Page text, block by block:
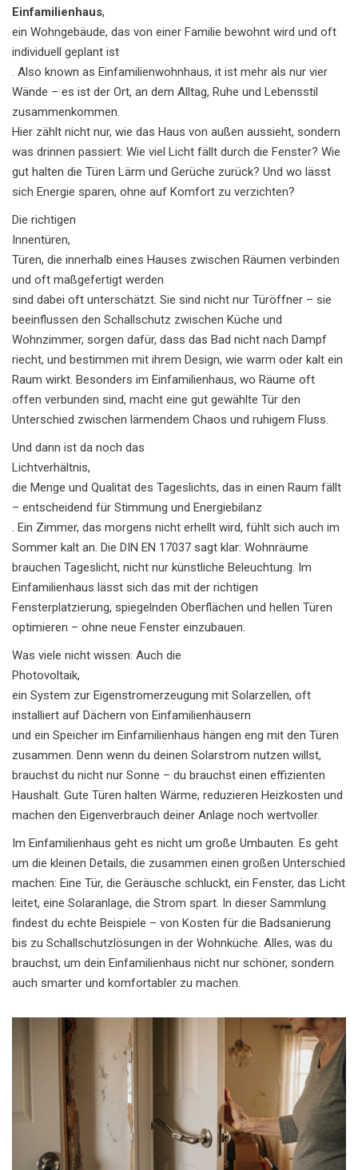
Einfamilienhaus,
ein Wohngebäude, das von einer Familie bewohnt wird und oft
individuell geplant ist
. Also known as Einfamilienwohnhaus, it ist mehr als nur vier
Wände – es ist der Ort, an dem Alltag, Ruhe und Lebensstil
zusammenkommen.
Hier zählt nicht nur, wie das Haus von außen aussieht, sondern
was drinnen passiert: Wie viel Licht fällt durch die Fenster? Wie
gut halten die Türen Lärm und Gerüche zurück? Und wo lässt
sich Energie sparen, ohne auf Komfort zu verzichten?
Die richtigen
Innentüren,
Türen, die innerhalb eines Hauses zwischen Räumen verbinden
und oft maßgefertigt werden
sind dabei oft unterschätzt. Sie sind nicht nur Türöffner – sie
beeinflussen den Schallschutz zwischen Küche und
Wohnzimmer, sorgen dafür, dass das Bad nicht nach Dampf
riecht, und bestimmen mit ihrem Design, wie warm oder kalt ein
Raum wirkt. Besonders im Einfamilienhaus, wo Räume oft
offen verbunden sind, macht eine gut gewählte Tür den
Unterschied zwischen lärmendem Chaos und ruhigem Fluss.
Und dann ist da noch das
Lichtverhältnis,
die Menge und Qualität des Tageslichts, das in einen Raum fällt
– entscheidend für Stimmung und Energiebilanz
. Ein Zimmer, das morgens nicht erhellt wird, fühlt sich auch im
Sommer kalt an. Die DIN EN 17037 sagt klar: Wohnräume
brauchen Tageslicht, nicht nur künstliche Beleuchtung. Im
Einfamilienhaus lässt sich das mit der richtigen
Fensterplatzierung, spiegelnden Oberflächen und hellen Türen
optimieren – ohne neue Fenster einzubauen.
Was viele nicht wissen: Auch die
Photovoltaik,
ein System zur Eigenstromerzeugung mit Solarzellen, oft
installiert auf Dächern von Einfamilienhäusern
und ein Speicher im Einfamilienhaus hängen eng mit den Türen
zusammen. Denn wenn du deinen Solarstrom nutzen willst,
brauchst du nicht nur Sonne – du brauchst einen effizienten
Haushalt. Gute Türen halten Wärme, reduzieren Heizkosten und
machen den Eigenverbrauch deiner Anlage noch wertvoller.
Im Einfamilienhaus geht es nicht um große Umbauten. Es geht
um die kleinen Details, die zusammen einen großen Unterschied
machen: Eine Tür, die Geräusche schluckt, ein Fenster, das Licht
leitet, eine Solaranlage, die Strom spart. In dieser Sammlung
findest du echte Beispiele – von Kosten für die Badsanierung
bis zu Schallschutzlösungen in der Wohnküche. Alles, was du
brauchst, um dein Einfamilienhaus nicht nur schöner, sondern
auch smarter und komfortabler zu machen.